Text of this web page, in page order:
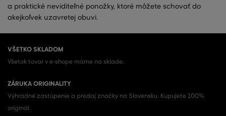
a praktické neviditeľné ponožky, ktoré môžete schovať do
akejkoľvek uzavretej obuvi.
VŠETKO SKLADOM
Všetok tovar v e-shope máme na sklade.
ZÁRUKA ORIGINALITY
Výhradné zastúpenie a predaj značky na Slovensku. Kupujete 100%
originál.